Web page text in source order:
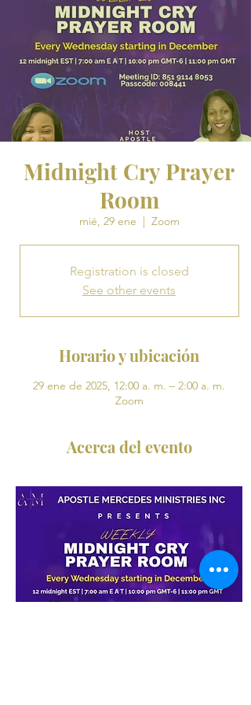
Midnight Cry Prayer
Room
mié, 29 ene
  |
Zoom
Registration is closed
See other events
Horario y ubicación
29 ene de 2025, 12:00 a. m. – 2:00 a. m.
Zoom
Acerca del evento